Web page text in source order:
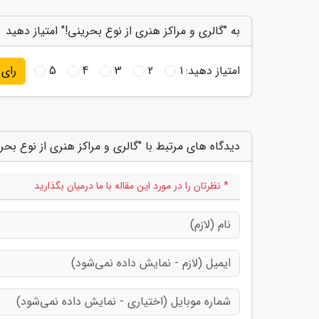
به "گالری و مراکز هنری از نوع بحرینی!" امتیاز دهید
امتیاز دهید:1
2
3
4
5 رای
دیدگاه های مرتبط با "گالری و مراکز هنری از نوع
* نظرتان را در مورد این مقاله با ما درمیان بگذارید